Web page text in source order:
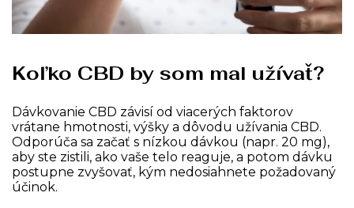
Koľko CBD by som mal užívať?
Dávkovanie CBD závisí od viacerých faktorov
vrátane hmotnosti, výšky a dôvodu užívania CBD.
Odporúča sa začať s nízkou dávkou (napr. 20 mg),
aby ste zistili, ako vaše telo reaguje, a potom dávku
postupne zvyšovať, kým nedosiahnete požadovaný
účinok.